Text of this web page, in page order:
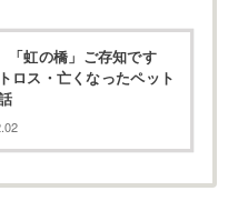
「虹の橋」ご存知です
ロス・亡くなったペット